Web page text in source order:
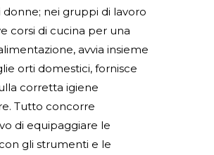
donne; nei gruppi di lavoro
corsi di cucina per una
avvia insieme
orti domestici, fornisce
corretta igiene
Tutto concorre
di equipaggiare le
gli strumenti e le